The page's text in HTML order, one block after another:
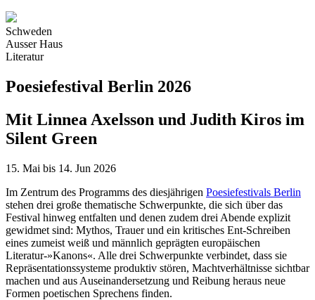
Schweden
Ausser Haus
Literatur
Poesiefestival Berlin 2026
Mit Linnea Axelsson und Judith Kiros im
Silent Green
15. Mai bis 14. Jun 2026
Im Zentrum des Programms des diesjährigen Poesiefestivals Berlin
stehen drei große thematische Schwerpunkte, die sich über das
Festival hinweg entfalten und denen zudem drei Abende explizit
gewidmet sind: Mythos, Trauer und ein kritisches Ent-Schreiben
eines zumeist weiß und männlich geprägten europäischen
Literatur-»Kanons«. Alle drei Schwerpunkte verbindet, dass sie
Repräsentationssysteme produktiv stören, Machtverhältnisse sichtbar
machen und aus Auseinandersetzung und Reibung heraus neue
Formen poetischen Sprechens finden.